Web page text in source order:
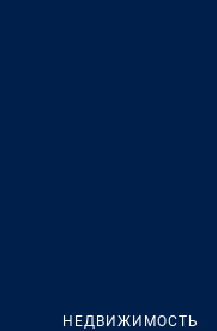
НЕДВИЖИМОСТЬ